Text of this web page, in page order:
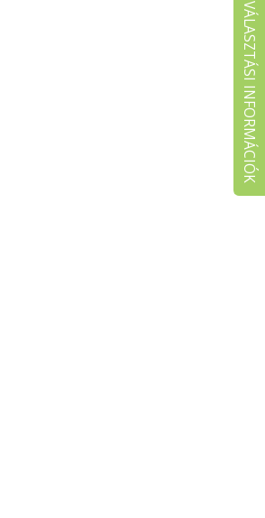
VÁLASZTÁSI INFORMÁCIÓK